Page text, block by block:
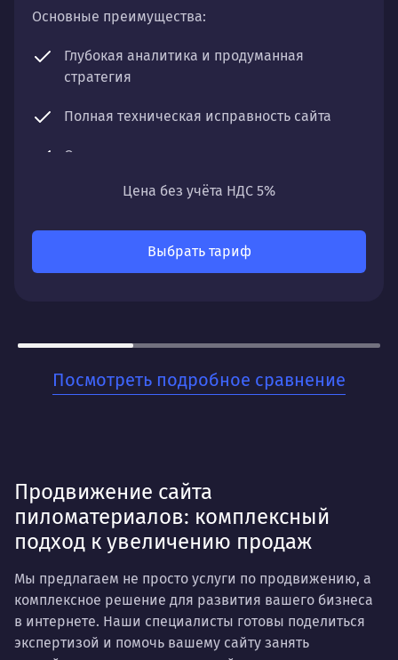
Основные преимущества:
Глубокая аналитика и продуманная
стратегия
Полная техническая исправность сайта
Оптимизация контента и структуры
Регулярный мониторинг и чистка профиля
Что получите:
Постепенный, но уверенный рост органического
трафика, улучшение позиций по ключевым
Для бизнесов, которые ценят стабильность и
Цена без учёта НДС 5%
Выбрать тариф
Посмотреть подробное сравнение
Продвижение сайта
пиломатериалов: комплексный
подход к увеличению продаж
Мы предлагаем не просто услуги по продвижению, а
комплексное решение для развития вашего бизнеса
в интернете. Наши специалисты готовы поделиться
экспертизой и помочь вашему сайту занять